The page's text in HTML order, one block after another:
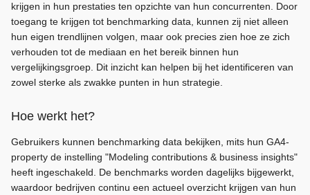
krijgen in hun prestaties ten opzichte van hun concurrenten. Door
toegang te krijgen tot benchmarking data, kunnen zij niet alleen
hun eigen trendlijnen volgen, maar ook precies zien hoe ze zich
verhouden tot de mediaan en het bereik binnen hun
vergelijkingsgroep. Dit inzicht kan helpen bij het identificeren van
zowel sterke als zwakke punten in hun strategie.
Hoe werkt het?
Gebruikers kunnen benchmarking data bekijken, mits hun GA4-
property de instelling "Modeling contributions & business insights"
heeft ingeschakeld. De benchmarks worden dagelijks bijgewerkt,
waardoor bedrijven continu een actueel overzicht krijgen van hun